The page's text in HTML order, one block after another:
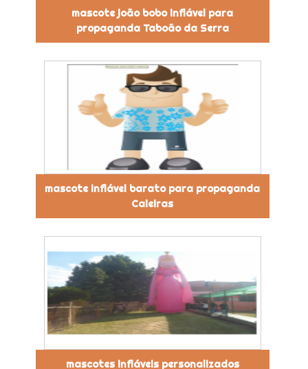
mascote joão bobo inflável para
propaganda Taboão da Serra
mascote inflável barato para propaganda
Caieiras
mascotes infláveis personalizados